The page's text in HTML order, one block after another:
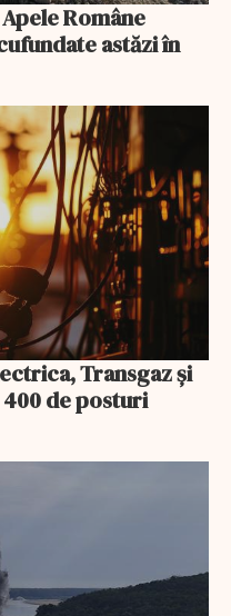
Române
astăzi în
Transgaz și
de posturi